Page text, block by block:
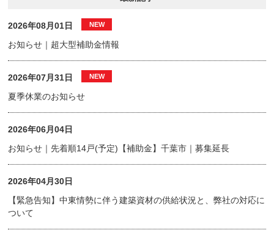
2026年08月01日
お知らせ｜超大型補助金情報
2026年07月31日
夏季休業のお知らせ
2026年06月04日
お知らせ｜先着順14戸(予定)【補助金】千葉市｜募集延長
2026年04月30日
【緊急告知】中東情勢に伴う建築資材の供給状況と、弊社の対応に
ついて